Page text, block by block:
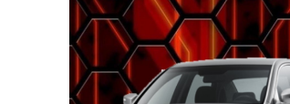
جیلی
سیترو،ن
دوو